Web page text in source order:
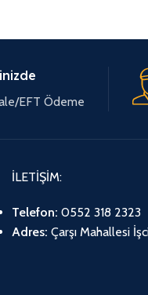
EFT Ödeme
İLETİŞİM:
Telefon: 0552 318 2323
Adres: Çarşı Mahallesi